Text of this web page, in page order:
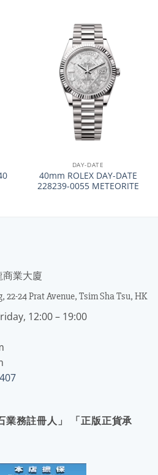
DAY-DATE
40mm ROLEX DAY-DATE
228239-0055 METEORITE
商業大廈
24 Prat Avenue, Tsim Sha Tsu, HK
12:00 – 19:00
業務註冊人」 「正版正貨承